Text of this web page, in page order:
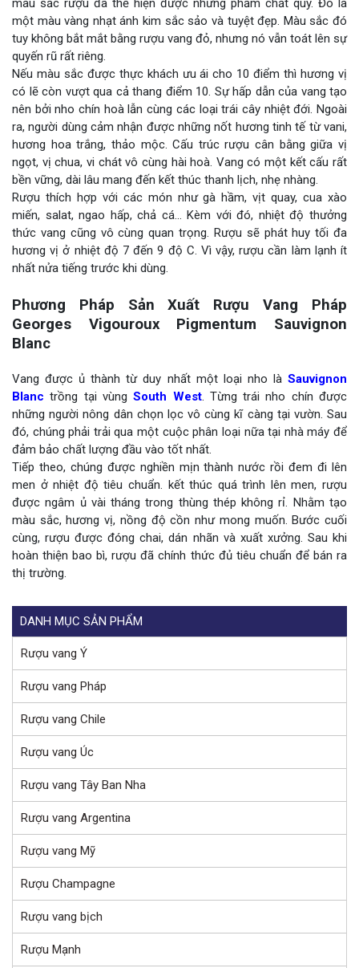
màu sắc rượu đã thể hiện được những phẩm chất quý. Đó là
một màu vàng nhạt ánh kim sắc sảo và tuyệt đẹp. Màu sắc đó
tuy không bắt mắt bằng rượu vang đỏ, nhưng nó vẫn toát lên sự
quyến rũ rất riêng.
Nếu màu sắc được thực khách ưu ái cho 10 điểm thì hương vị
có lẽ còn vượt qua cả thang điểm 10. Sự hấp dẫn của vang tạo
nên bởi nho chín hoà lẫn cùng các loại trái cây nhiệt đới. Ngoài
ra, người dùng cảm nhận được những nốt hương tinh tế từ vani,
hương hoa trắng, thảo mộc. Cấu trúc rượu cân bằng giữa vị
ngọt, vị chua, vi chát vô cùng hài hoà. Vang có một kết cấu rất
bền vững, dài lâu mang đến kết thúc thanh lịch, nhẹ nhàng.
Rượu thích hợp với các món như gà hầm, vịt quay, cua xào
miến, salat, ngao hấp, chả cá… Kèm với đó, nhiệt độ thưởng
thức vang cũng vô cùng quan trọng. Rượu sẽ phát huy tối đa
hương vị ở nhiệt độ 7 đến 9 độ C. Vì vậy, rượu cần làm lạnh ít
nhất nửa tiếng trước khi dùng.
Phương Pháp Sản Xuất Rượu Vang Pháp
Georges Vigouroux Pigmentum Sauvignon
Blanc
Vang được ủ thành từ duy nhất một loại nho là Sauvignon
Blanc trồng tại vùngSouth West. Từng trái nho chín được
những người nông dân chọn lọc vô cùng kĩ càng tại vườn. Sau
đó, chúng phải trải qua một cuộc phân loại nữa tại nhà máy để
đảm bảo chất lượng đầu vào tốt nhất.
Tiếp theo, chúng được nghiền mịn thành nước rồi đem đi lên
men ở nhiệt độ tiêu chuẩn. kết thúc quá trình lên men, rượu
được ngâm ủ vài tháng trong thùng thép không rỉ. Nhằm tạo
màu sắc, hương vị, nồng độ cồn như mong muốn. Bước cuối
cùng, rượu được đóng chai, dán nhãn và xuất xưởng. Sau khi
hoàn thiện bao bì, rượu đã chính thức đủ tiêu chuẩn để bán ra
thị trường.
DANH MỤC SẢN PHẨM
Rượu vang Ý
Rượu vang Pháp
Rượu vang Chile
Rượu vang Úc
Rượu vang Tây Ban Nha
Rượu vang Argentina
Rượu vang Mỹ
Rượu Champagne
Rượu vang bịch
Rượu Mạnh